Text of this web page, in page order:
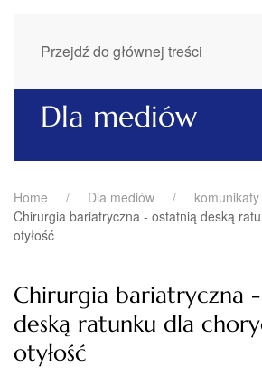
Przejdź do głównej treści
Dla mediów
Home Dla mediów
Chirurgia bariatryczna - ostatnią deską
otyłość
Chirurgia bariatryczna
deską ratunku dla
otyłość